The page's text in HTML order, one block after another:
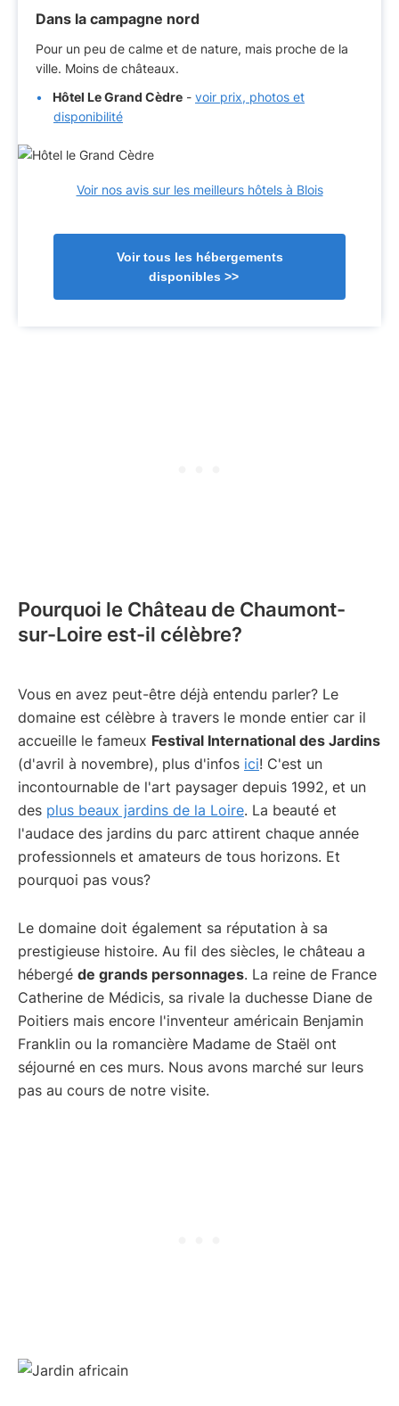
Dans la campagne nord
Pour un peu de calme et de nature, mais proche de la
ville. Moins de châteaux.
Hôtel Le Grand Cèdre - voir prix, photos et
disponibilité
Voir nos avis sur les meilleurs hôtels à Blois
Voir tous les hébergements
disponibles >>
Pourquoi le Château de Chaumont-
sur-Loire est-il célèbre?
Vous en avez peut-être déjà entendu parler? Le
domaine est célèbre à travers le monde entier car il
accueille le fameux Festival International des Jardins
(d'avril à novembre), plus d'infos ici! C'est un
incontournable de l'art paysager depuis 1992, et un
des plus beaux jardins de la Loire. La beauté et
l'audace des jardins du parc attirent chaque année
professionnels et amateurs de tous horizons. Et
pourquoi pas vous?
Le domaine doit également sa réputation à sa
prestigieuse histoire. Au fil des siècles, le château a
hébergé de grands personnages. La reine de France
Catherine de Médicis, sa rivale la duchesse Diane de
Poitiers mais encore l'inventeur américain Benjamin
Franklin ou la romancière Madame de Staël ont
séjourné en ces murs. Nous avons marché sur leurs
pas au cours de notre visite.